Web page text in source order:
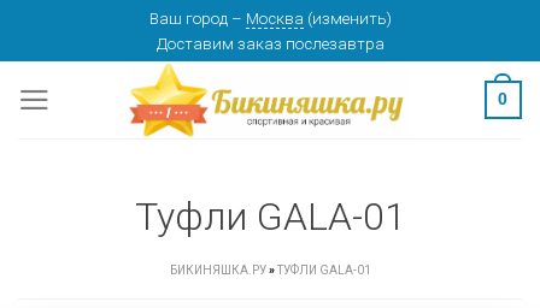
content
Ваш город – Москва (изменить)
Доставим заказ послезавтра
0
Туфли GALA-01
БИКИНЯШКА.РУ»ТУФЛИ GALA-01